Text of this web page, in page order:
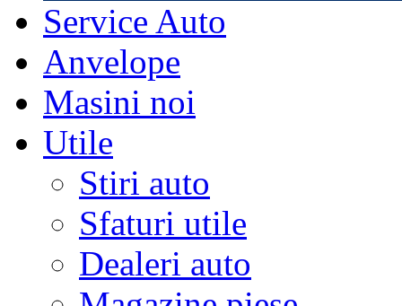
Service Auto
Anvelope
Masini noi
Utile
Stiri auto
Sfaturi utile
Dealeri auto